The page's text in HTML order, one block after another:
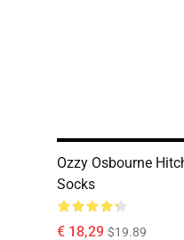
Ozzy Osbourne
Socks
€ 18,29 $19.89